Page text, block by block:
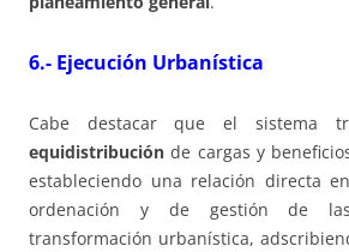
6.- Ejecución Urbanística
Cabe destacar que el sistema
equidistribución de cargas y
estableciendo una relación directa
ordenación y de gestión de
transformación urbanística,